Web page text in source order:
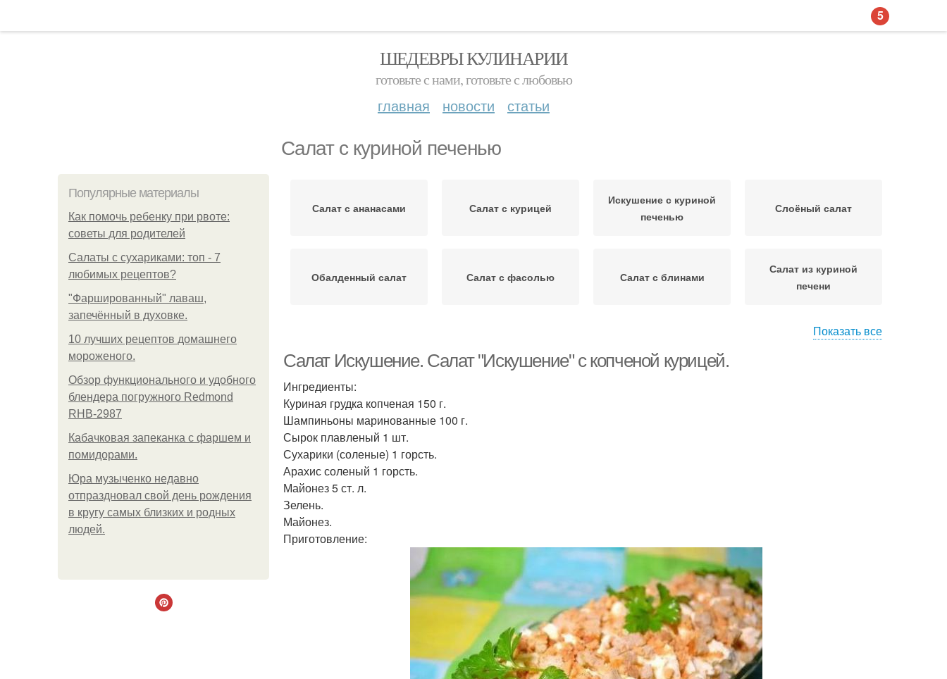
ШЕДЕВРЫ КУЛИНАРИИ
готовьте с нами, готовьте с любовью
главная новости статьи
Салат с куриной печенью
Популярные материалы
Как помочь ребенку при рвоте:
советы для родителей
Салаты с сухариками: топ - 7
любимых рецептов?
"Фаршированный" лаваш,
запечённый в духовке.
10 лучших рецептов домашнего
мороженого.
Обзор функционального и удобного
блендера погружного Redmond
RHB-2987
Кабачковая запеканка с фаршем и
помидорами.
Юра музыченко недавно
отпраздновал свой день рождения
в кругу самых близких и родных
людей.
Салат с ананасами Салат с курицей
Искушение с куриной
печенью
Слоёный салат
Обалденный салат Салат с фасолью Салат с блинами
Салат из куриной
печени
Салат из куриных
Салат с куриными
желудочками
Печень с солеными
огурцами
Показать все
Салат Искушение. Салат "Искушение" с копченой курицей.
Ингредиенты:
Куриная грудка копченая 150 г.
Шампиньоны маринованные 100 г.
Сырок плавленый 1 шт.
Сухарики (соленые) 1 горсть.
Арахис соленый 1 горсть.
Майонез 5 ст. л.
Зелень.
Майонез.
Приготовление:
5